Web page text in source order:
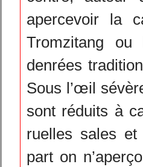
apercevoir la
Tromzitang
denrées
Sous l’œil
sont réduits à
ruelles sales et
part on